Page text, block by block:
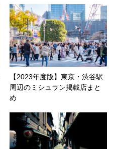
【2023年度版】東京・渋谷駅
周辺のミシュラン掲載店まと
め